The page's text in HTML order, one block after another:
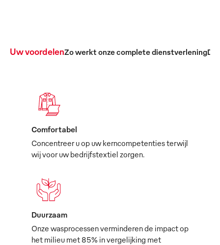
Uw voordelenZo werkt onze complete dienstverleningDe
Comfortabel
Concentreer u op uw kerncompetenties terwijl
wij voor uw bedrijfstextiel zorgen.
Duurzaam
Onze wasprocessen verminderen de impact op
het milieu met 85% in vergelijking met